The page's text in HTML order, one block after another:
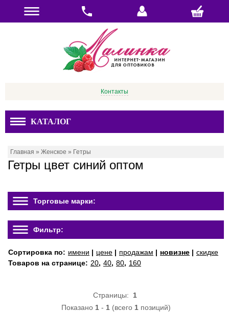
Контакты
КАТАЛОГ
Главная » Женское » Гетры
Гетры цвет синий оптом
Торговые марки:
Фильтр:
Сортировка по: имени | цене | продажам | новизне | скидке
Товаров на странице: 20, 40, 80, 160
Страницы: 1
Показано 1- 1(всего 1позиций)